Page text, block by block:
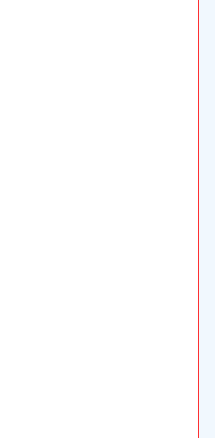
快开、阀芯公司_快开、阀芯企业_快开、阀
联系人冯丽金中国广东广州市荔湾区龙溪大
福建省经济和信息化委员会-关于同意福建省
广州一苇园林工程有限公司产品列表联系人
龙溪县伸缩门大田自动门沙县电动伸缩门厂_